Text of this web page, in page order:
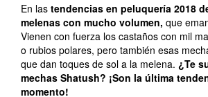
En las tendencias en peluquería 2018
melenas con mucho volumen, que
Vienen con fuerza los castaños con mil
o rubios polares, pero también esas
que dan toques de sol a la melena. ¿Te
mechas Shatush? ¡Son la última
momento!